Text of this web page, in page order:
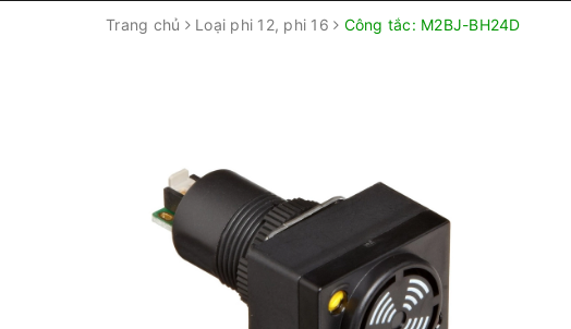
Trang chủ Loại phi 12, phi 16 Công tắc: M2BJ-BH24D